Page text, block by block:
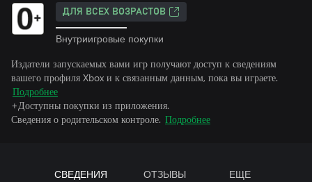
ДЛЯ ВСЕХ ВОЗРАСТОВ
Внутриигровые покупки
Издатели запускаемых вами игр получают доступ к сведениям
вашего профиля Xbox и к связанным данным, пока вы играете.
Подробнее
+Доступны покупки из приложения.
Сведения о родительском контроле. Подробнее
СВЕДЕНИЯ ОТЗЫВЫ ЕЩЕ